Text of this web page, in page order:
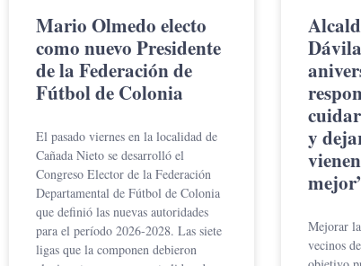
Mario Olmedo electo
como nuevo Presidente
de la Federación de
Fútbol de Colonia
El pasado viernes en la localidad de
Cañada Nieto se desarrolló el
Congreso Elector de la Federación
Departamental de Fútbol de Colonia
que definió las nuevas autoridades
para el período 2026-2028. Las siete
ligas que la componen debieron
y
Mejorar
vecinos